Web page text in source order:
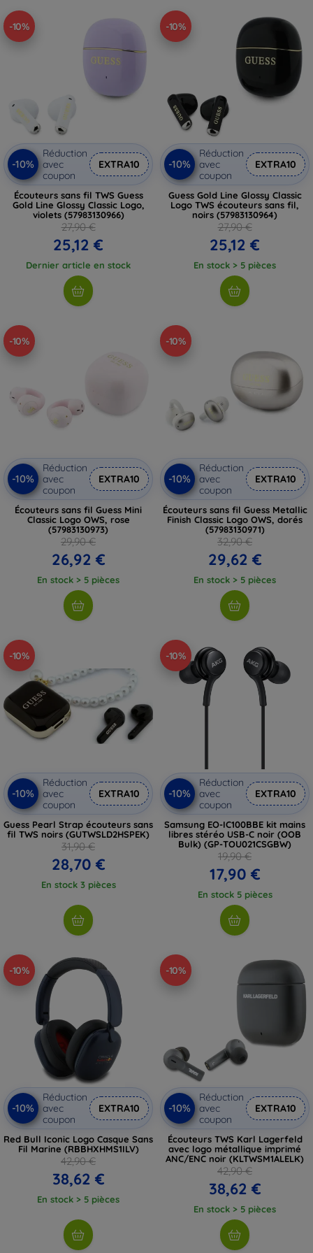
-10%
-10%
Réduction
avec
coupon
EXTRA10
Écouteurs sans fil TWS Guess
Gold Line Glossy Classic Logo,
violets (57983130966)
27,90 €
25,12 €
Dernier article en stock
-10%
-10%
Réduction
avec
coupon
EXTRA10
Guess Gold Line Glossy Classic
Logo TWS écouteurs sans fil,
noirs (57983130964)
27,90 €
25,12 €
En stock > 5 pièces
-10%
-10%
Réduction
avec
coupon
EXTRA10
Écouteurs sans fil Guess Mini
Classic Logo OWS, rose
(57983130973)
29,90 €
26,92 €
En stock > 5 pièces
-10%
-10%
Réduction
avec
coupon
EXTRA10
Écouteurs sans fil Guess Metallic
Finish Classic Logo OWS, dorés
(57983130971)
32,90 €
29,62 €
En stock > 5 pièces
-10%
-10%
Réduction
avec
coupon
EXTRA10
Guess Pearl Strap écouteurs sans
fil TWS noirs (GUTWSLD2HSPEK)
31,90 €
28,70 €
En stock 3 pièces
-10%
-10%
Réduction
avec
coupon
EXTRA10
Samsung EO-IC100BBE kit mains
libres stéréo USB-C noir (OOB
Bulk) (GP-TOU021CSGBW)
19,90 €
17,90 €
En stock 5 pièces
-10%
-10%
Réduction
avec
coupon
EXTRA10
Red Bull Iconic Logo Casque Sans
Fil Marine (RBBHXHMS1ILV)
42,90 €
38,62 €
En stock > 5 pièces
-10%
-10%
Réduction
avec
coupon
EXTRA10
Écouteurs TWS Karl Lagerfeld
avec logo métallique imprimé
ANC/ENC noir (KLTWSM1ALELK)
42,90 €
38,62 €
En stock > 5 pièces